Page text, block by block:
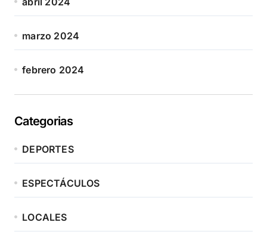
marzo 2024
febrero 2024
Categorias
DEPORTES
ESPECTÁCULOS
LOCALES